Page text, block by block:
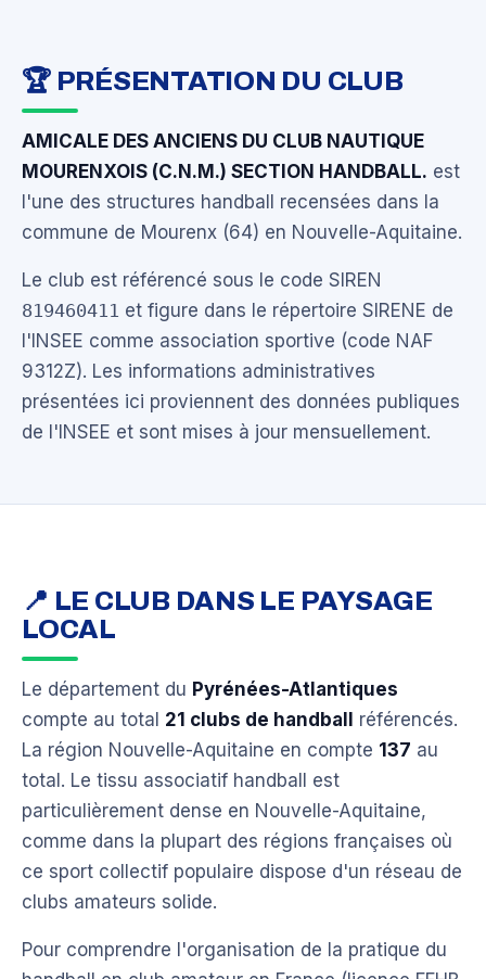
🏆 PRÉSENTATION DU CLUB
AMICALE DES ANCIENS DU CLUB NAUTIQUE
MOURENXOIS (C.N.M.) SECTION HANDBALL. est
l'une des structures handball recensées dans la
commune de Mourenx (64) en Nouvelle-Aquitaine.
Le club est référencé sous le code SIREN
819460411 et figure dans le répertoire SIRENE de
l'INSEE comme association sportive (code NAF
9312Z). Les informations administratives
présentées ici proviennent des données publiques
de l'INSEE et sont mises à jour mensuellement.
📍 LE CLUB DANS LE PAYSAGE
LOCAL
Le département du Pyrénées-Atlantiques
compte au total 21 clubs de handball
référencés.
La région Nouvelle-Aquitaine en compte 137 au
total. Le tissu associatif handball est
particulièrement dense en Nouvelle-Aquitaine,
comme dans la plupart des régions françaises où
ce sport collectif populaire dispose d'un réseau de
clubs amateurs solide.
Pour comprendre l'organisation de la pratique du